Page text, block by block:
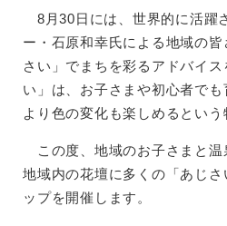
8月30日には、世界的に活躍
ー・石原和幸氏による地域の
さい」でまちを彩るアドバイ
い」は、お子さまや初心者で
より色の変化も楽しめるという
この度、地域のお子さまと温
地域内の花壇に多くの「あじ
ップを開催します。